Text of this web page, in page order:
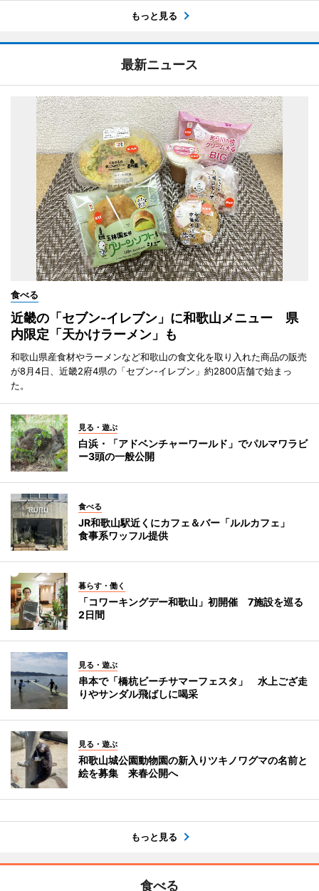
もっと見る
最新ニュース
食べる
近畿の「セブン-イレブン」に和歌山メニュー 県
内限定「天かけラーメン」も
和歌山県産食材やラーメンなど和歌山の食文化を取り入れた商品の販売
が8月4日、近畿2府4県の「セブン-イレブン」約2800店舗で始まっ
た。
見る・遊ぶ
白浜・「アドベンチャーワールド」でパルマワラビ
ー3頭の一般公開
食べる
JR和歌山駅近くにカフェ＆バー「ルルカフェ」
食事系ワッフル提供
暮らす・働く
「コワーキングデー和歌山」初開催 7施設を巡る
2日間
見る・遊ぶ
串本で「橋杭ビーチサマーフェスタ」 水上ござ走
りやサンダル飛ばしに喝采
見る・遊ぶ
和歌山城公園動物園の新入りツキノワグマの名前と
絵を募集 来春公開へ
もっと見る
食べる